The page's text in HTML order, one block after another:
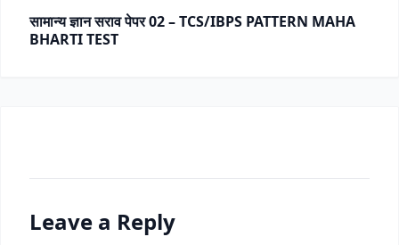
सामान्य ज्ञान सराव पेपर 02 – TCS/IBPS PATTERN MAHA
BHARTI TEST
Leave a Reply